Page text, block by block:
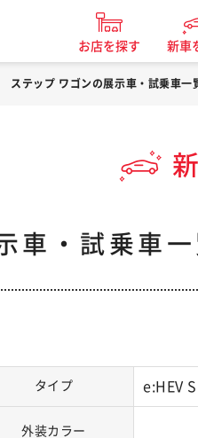
お店を探す 新車
ステップ ワゴンの展示車・試乗車一
車・試乗車一
タイプ e:HEV
外装カラー